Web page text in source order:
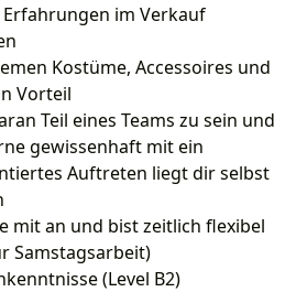
im Verkauf
Kostüme, Accessoires und
Vorteil
Teil eines Teams zu sein und
gewissenhaft mit ein
Auftreten liegt dir selbst
mit an und bist zeitlich flexibel
Samstagsarbeit)
(Level B2)